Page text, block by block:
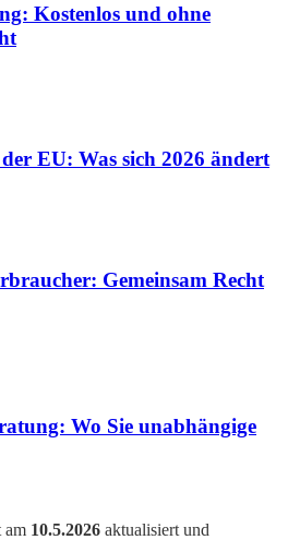
Kostenlos und ohne
EU: Was sich 2026 ändert
Gemeinsam Recht
Wo Sie unabhängige
am 10.5.2026 aktualisiert und